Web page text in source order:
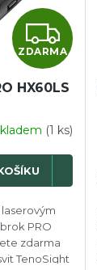
Z
D
A
R
M
ZDARMA
HX60LS
(1 ks)
PRO
zdarma
TenoSight